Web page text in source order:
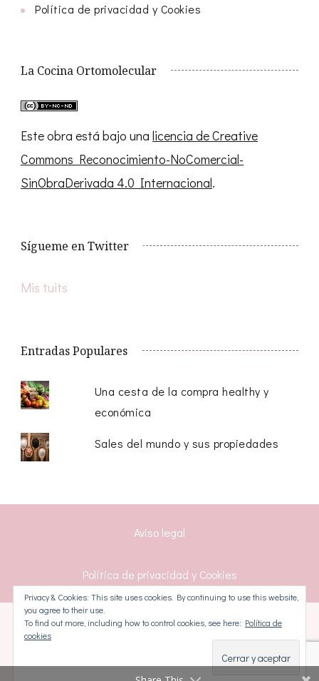
Política de privacidad y Cookies
La Cocina Ortomolecular
Este obra está bajo una licencia de Creative
Commons Reconocimiento-NoComercial-
SinObraDerivada 4.0 Internacional.
Sígueme en Twitter
Mis tuits
Entradas Populares
Una cesta de la compra healthy y
económica
Sales del mundo y sus propiedades
Aviso legal
Política de privacidad y Cookies
Diseñado por La Cocina Ortomolecular.CoachPress Lite
WordPress.Política de privacidad y Cookies
Privacy & Cookies: This site uses cookies. By continuing to use this website,
you agree to their use.
To find out more, including how to control cookies, see here: Política de
cookies